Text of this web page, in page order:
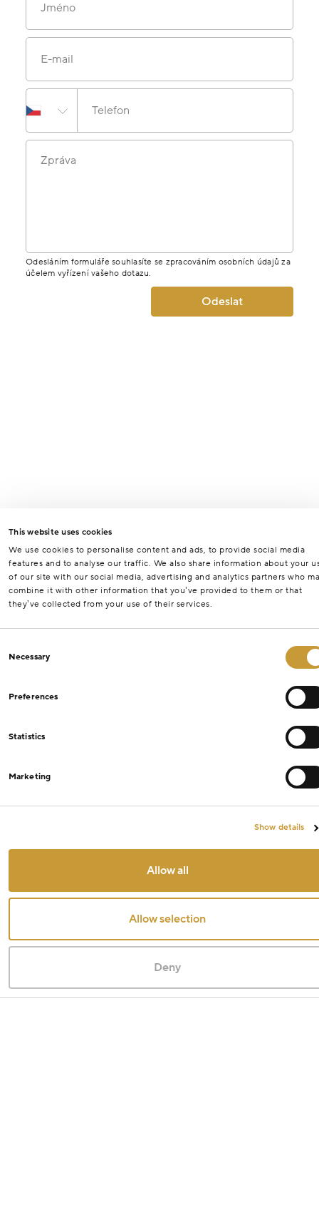
This website uses cookies
We use cookies to personalise content and ads, to provide social media
features and to analyse our traffic. We also share information about your
of our site with our social media, advertising and analytics partners who
combine it with other information that you’ve provided to them or that
they’ve collected from your use of their services.
Selection
Necessary
Preferences
Statistics
Marketing
Show details
Allow all
Allow selection
Deny
Jméno
E-mail
Telefon
Zpráva
Odesláním formuláře souhlasíte se zpracováním osobních údajů za
účelem vyřízení vašeho dotazu.
Odeslat